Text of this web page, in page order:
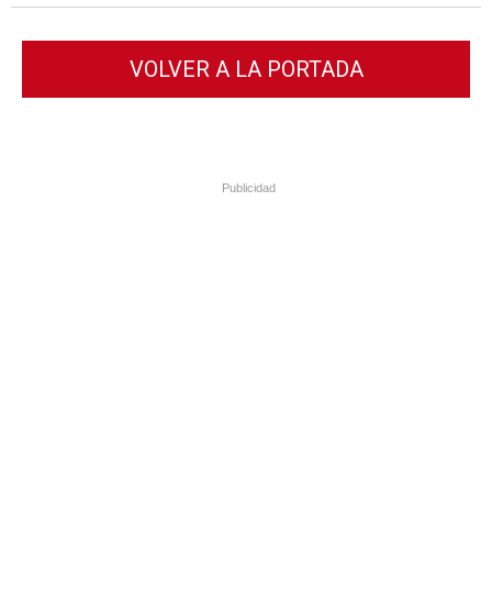
VOLVER A LA PORTADA
Publicidad